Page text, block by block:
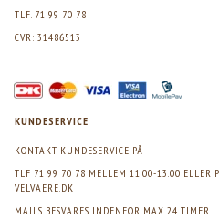
TLF. 71 99 70 78
CVR: 31486513
KUNDESERVICE
KONTAKT KUNDESERVICE PÅ
TLF 71 99 70 78 MELLEM 11.00-13.00 ELLER
VELVAERE.DK
MAILS BESVARES INDENFOR MAX 24 TIMER